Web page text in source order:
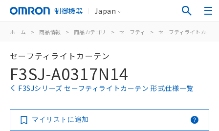
制御機器 Japan
ホーム > 商品情報 > 商品カテゴリ > セーフティ > セーフティライトカー
セーフティライトカーテン
F3SJ-A0317N14
F3SJシリーズ セーフティライトカーテン 形式仕様一覧
マイリストに追加